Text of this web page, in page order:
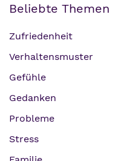
Beliebte Themen
Zufriedenheit
Verhaltensmuster
Gefühle
Gedanken
Probleme
Stress